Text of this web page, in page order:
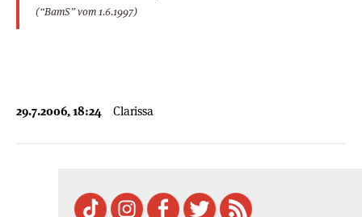
(“BamS” vom 1.6.1997)
29.7.2006, 18:24 Clarissa